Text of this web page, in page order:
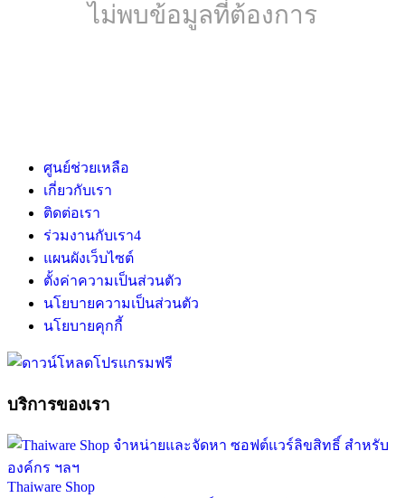
ไม่พบข้อมูลที่ต้องการ
ศูนย์ช่วยเหลือ
เกี่ยวกับเรา
ติดต่อเรา
ร่วมงานกับเรา4
แผนผังเว็บไซต์
ตั้งค่าความเป็นส่วนตัว
นโยบายความเป็นส่วนตัว
นโยบายคุกกี้
บริการของเรา
Thaiware Shop